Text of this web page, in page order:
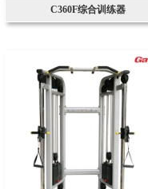
C360F综合训练器